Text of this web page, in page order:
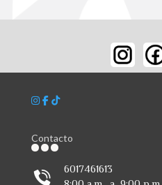
Contacto
6017461613